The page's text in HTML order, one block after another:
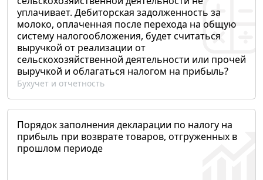
уплачивает. Дебиторская задолженность за
молоко, оплаченная после перехода на общую
систему налогообложения, будет считаться
выручкой от реализации от
сельскохозяйственной деятельности или прочей
выручкой и облагаться налогом на прибыль?
Бухучет и отчетность
Порядок заполнения декларации по налогу на
прибыль при возврате товаров, отгруженных в
прошлом периоде